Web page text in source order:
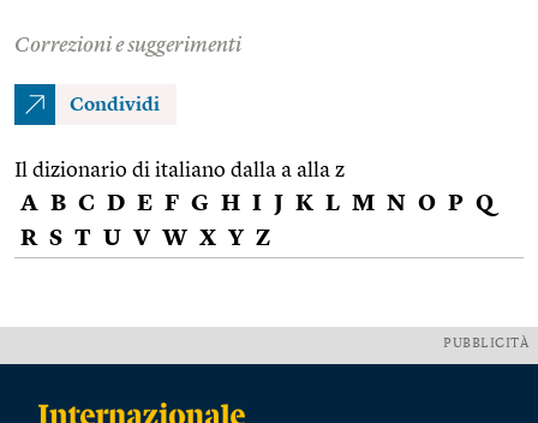
Correzioni e suggerimenti
Condividi
Il dizionario di italiano dalla a alla z
A B C D E F G H I J K L M N O P Q
R S T U V W X Y Z
PUBBLICITÀ